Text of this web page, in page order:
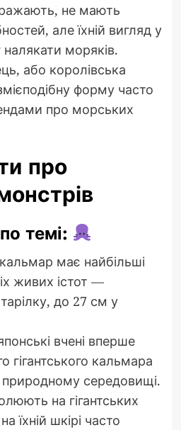
не мають
але їхній вигляд у
налякати моряків.
або королівська
форму часто
про морських
про
темі:
кальмар має найбільші
живих істот —
до 27 см у
вчені вперше
гігантського кальмара
середовищі.
на гігантських
їхній шкірі часто